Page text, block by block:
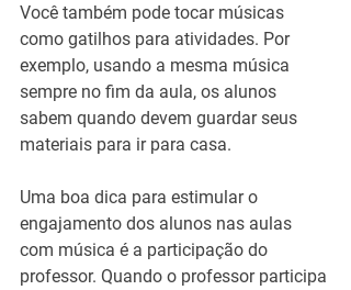
Você também pode tocar músicas
como gatilhos para atividades. Por
exemplo, usando a mesma música
sempre no fim da aula, os alunos
sabem quando devem guardar seus
materiais para ir para casa.
Uma boa dica para estimular o
engajamento dos alunos nas aulas
com música é a participação do
professor. Quando o professor participa